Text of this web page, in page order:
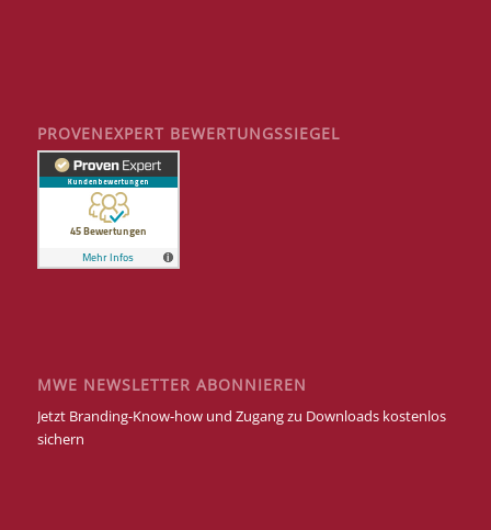
PROVENEXPERT BEWERTUNGSSIEGEL
MWE NEWSLETTER ABONNIEREN
Jetzt Branding-Know-how und Zugang zu Downloads kostenlos
sichern